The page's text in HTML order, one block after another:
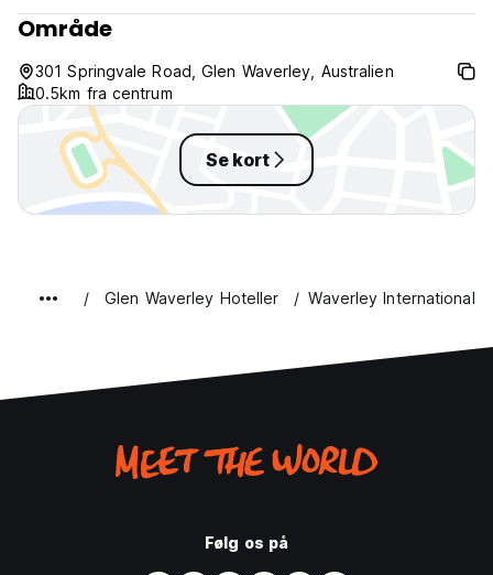
Område
301 Springvale Road, Glen Waverley, Australien
0.5km fra centrum
Se kort
Glen Waverley Hoteller Waverley International
Følg os på